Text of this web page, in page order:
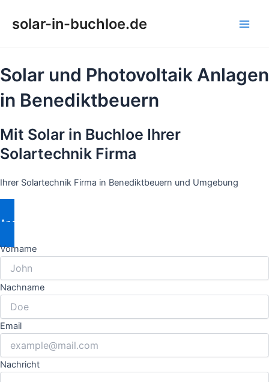
Inhaltsolar-in-buchloe.de
Solar und Photovoltaik Anlagen
in Benediktbeuern
Mit Solar in Buchloe Ihrer
Solartechnik Firma
Ihrer Solartechnik Firma in Benediktbeuern und Umgebung
Angebot Anfordern
Vorname
Nachname
Email
Nachricht